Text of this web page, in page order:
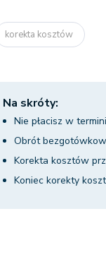
korekta kosztów
Na skróty:
Nie płacisz w
Obrót
Korekta kosztów
Koniec korekty